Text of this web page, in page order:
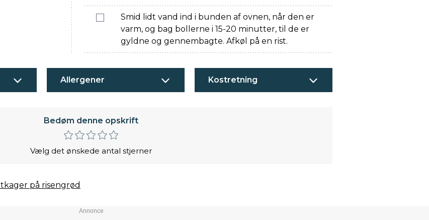
Smid lidt vand ind i bunden af ovnen, når den er
varm, og bag bollerne i 15-20 minutter, til de er
gyldne og gennembagte. Afkøl på en rist.
Allergener Kostretning
Bedøm denne opskrift
Vælg det ønskede antal stjerner
på risengrød